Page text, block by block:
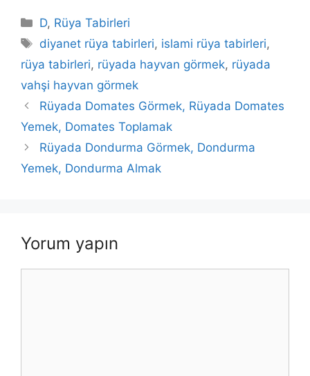
Kategoriler
D, Rüya Tabirleri
Etiketler
diyanet rüya tabirleri, islami rüya tabirleri,
rüya tabirleri, rüyada hayvan görmek, rüyada
vahşi hayvan görmek
Rüyada Domates Görmek, Rüyada Domates
Yemek, Domates Toplamak
Rüyada Dondurma Görmek, Dondurma
Yemek, Dondurma Almak
Yorum yapın